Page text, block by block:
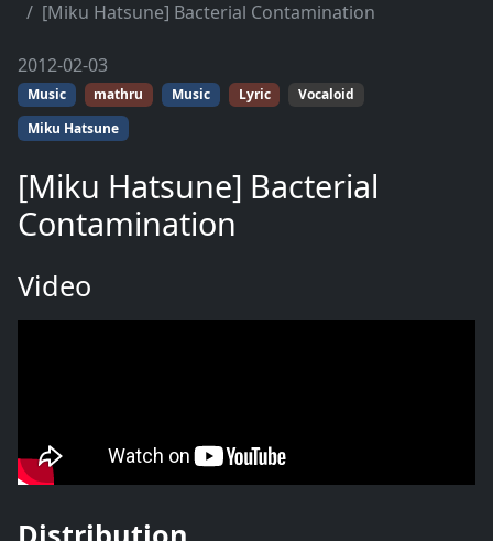
[Miku Hatsune] Bacterial Contamination
2012-02-03
Music mathru Music Lyric
Vocaloid
Miku Hatsune
[Miku Hatsune] Bacterial
Contamination
Video